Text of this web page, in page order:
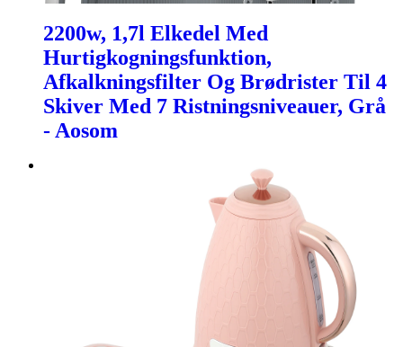
2200w, 1,7l Elkedel Med
Hurtigkogningsfunktion,
Afkalkningsfilter Og Brødrister Til 4
Skiver Med 7 Ristningsniveauer, Grå
- Aosom